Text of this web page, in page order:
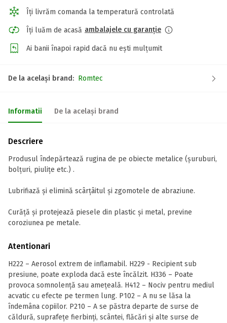
Îți livrăm comanda la temperatură controlată
Îți luăm de acasă ambalajele cu garanție
Ai banii înapoi rapid dacă nu ești mulțumit
De la același brand: Romtec
Informatii De la același brand
Descriere
Produsul îndepărtează rugina de pe obiecte metalice (șuruburi,
bolțuri, piulițe etc.) .
Lubrifiază și elimină scârțâitul și zgomotele de abraziune.
Curăță și protejează piesele din plastic și metal, previne
coroziunea pe metale.
Atentionari
H222 – Aerosol extrem de inflamabil. H229 - Recipient sub
presiune, poate exploda dacă este încălzit. H336 – Poate
provoca somnolență sau amețeală. H412 – Nociv pentru mediul
acvatic cu efecte pe termen lung. P102 – A nu se lăsa la
îndemâna copiilor. P210 – A se păstra departe de surse de
căldură, suprafețe fierbinți, scântei, flăcări și alte surse de